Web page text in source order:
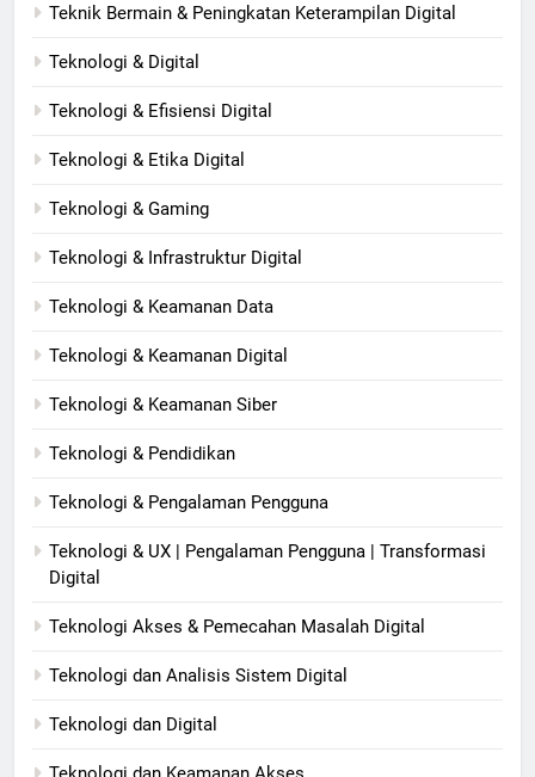
Teknik Bermain & Peningkatan Keterampilan Digital
Teknologi & Digital
Teknologi & Efisiensi Digital
Teknologi & Etika Digital
Teknologi & Gaming
Teknologi & Infrastruktur Digital
Teknologi & Keamanan Data
Teknologi & Keamanan Digital
Teknologi & Keamanan Siber
Teknologi & Pendidikan
Teknologi & Pengalaman Pengguna
Teknologi & UX | Pengalaman Pengguna | Transformasi
Digital
Teknologi Akses & Pemecahan Masalah Digital
Teknologi dan Analisis Sistem Digital
Teknologi dan Digital